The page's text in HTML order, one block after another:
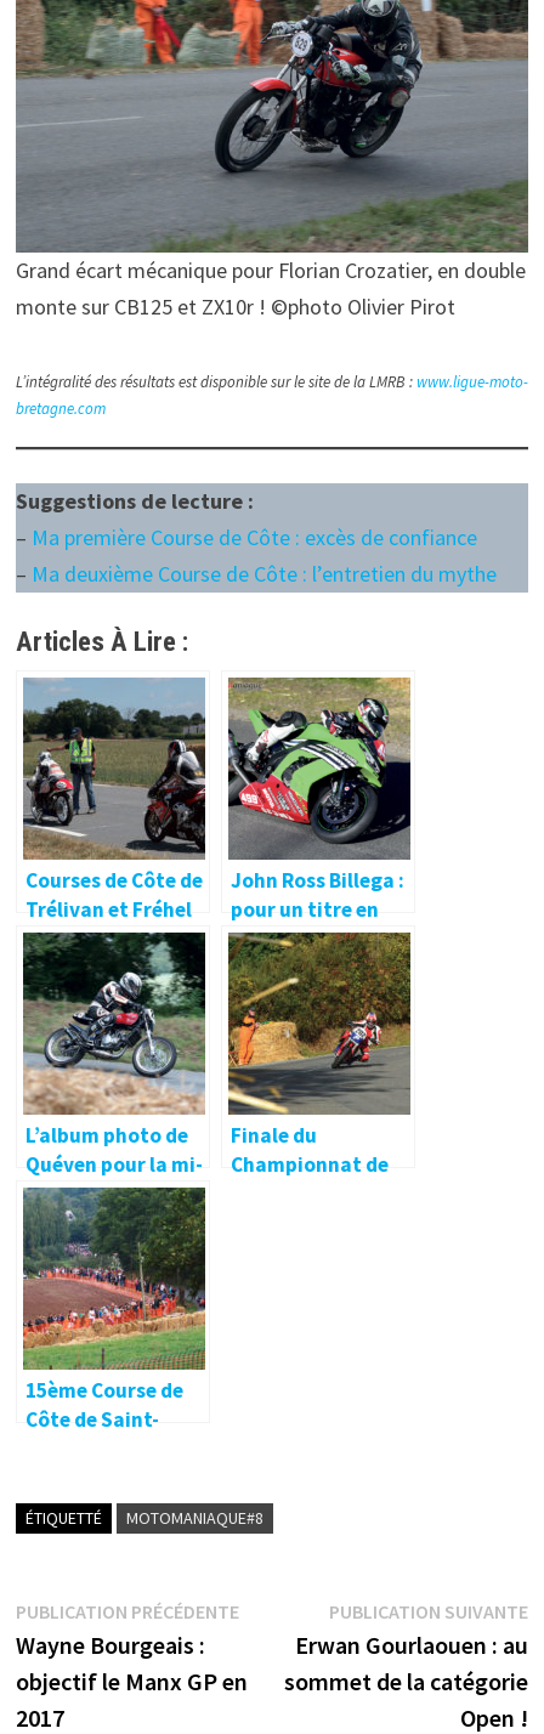
Grand écart mécanique pour Florian Crozatier, en double
monte sur CB125 et ZX10r ! ©photo Olivier Pirot
L’intégralité des résultats est disponible sur le site de la LMRB : www.ligue-moto-
bretagne.com
Suggestions de lecture :
– Ma première Course de Côte : excès de confiance
– Ma deuxième Course de Côte : l’entretien du mythe
Articles À Lire :
Courses de Côte de
Trélivan et Fréhel
John Ross Billega :
pour un titre en
2016 ?
L’album photo de
Quéven pour la mi-
saison
Finale du
Championnat de
15ème Course de
Côte de Saint-
ÉTIQUETTÉ MOTOMANIAQUE#8
Navigation
de
l’article
PUBLICATION PRÉCÉDENTEPublication
précédente :
Wayne Bourgeais :
objectif le Manx GP en
2017
PUBLICATION SUIVANTE
Erwan Gourlaouen : au
sommet de la catégorie
Open !